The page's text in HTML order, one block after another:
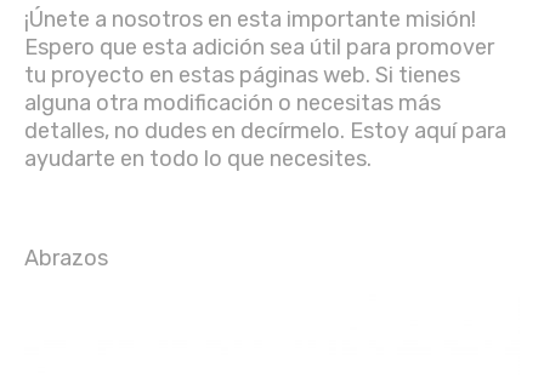
¡Únete a nosotros en esta importante misión!
Espero que esta adición sea útil para promover
tu proyecto en estas páginas web. Si tienes
alguna otra modificación o necesitas más
detalles, no dudes en decírmelo. Estoy aquí para
ayudarte en todo lo que necesites.
Abrazos